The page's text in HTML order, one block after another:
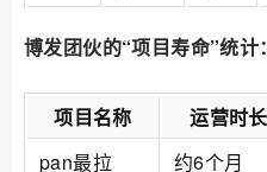
博发团伙的“项目寿命”统计：
项目名称 运营时长
pan最拉
约6个月